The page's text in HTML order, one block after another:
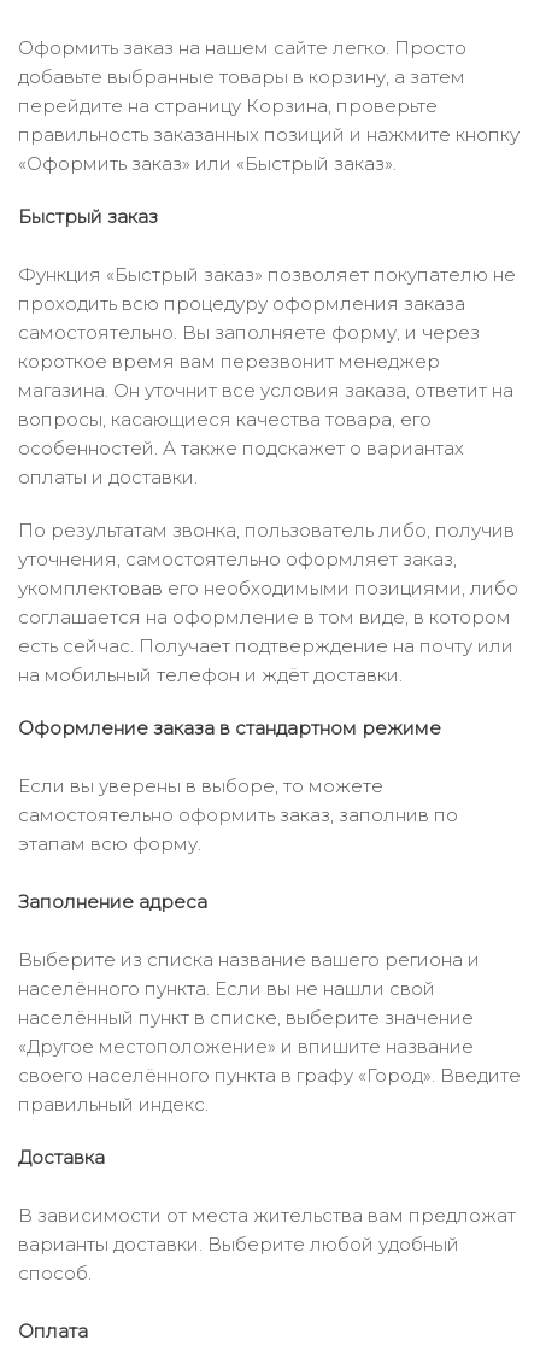
Оформить заказ на нашем сайте легко. Просто
добавьте выбранные товары в корзину, а затем
перейдите на страницу Корзина, проверьте
правильность заказанных позиций и нажмите кнопку
«Оформить заказ» или «Быстрый заказ».
Быстрый заказ
Функция «Быстрый заказ» позволяет покупателю не
проходить всю процедуру оформления заказа
самостоятельно. Вы заполняете форму, и через
короткое время вам перезвонит менеджер
магазина. Он уточнит все условия заказа, ответит на
вопросы, касающиеся качества товара, его
особенностей. А также подскажет о вариантах
оплаты и доставки.
По результатам звонка, пользователь либо, получив
уточнения, самостоятельно оформляет заказ,
укомплектовав его необходимыми позициями, либо
соглашается на оформление в том виде, в котором
есть сейчас. Получает подтверждение на почту или
на мобильный телефон и ждёт доставки.
Оформление заказа в стандартном режиме
Если вы уверены в выборе, то можете
самостоятельно оформить заказ, заполнив по
этапам всю форму.
Заполнение адреса
Выберите из списка название вашего региона и
населённого пункта. Если вы не нашли свой
населённый пункт в списке, выберите значение
«Другое местоположение» и впишите название
своего населённого пункта в графу «Город». Введите
правильный индекс.
Доставка
В зависимости от места жительства вам предложат
варианты доставки. Выберите любой удобный
способ.
Оплата